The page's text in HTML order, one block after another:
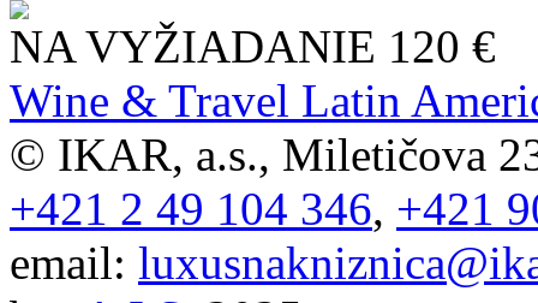
NA VYŽIADANIE 120 €
Wine & Travel Latin
© IKAR, a.s., Miletičova
+421 2 49 104 346, +421
email: